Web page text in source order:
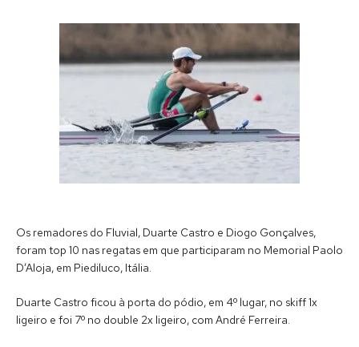
Os remadores do Fluvial, Duarte Castro e Diogo Gonçalves,
foram top 10 nas regatas em que participaram no Memorial Paolo
D’Aloja, em Piediluco, Itália.
Duarte Castro ficou à porta do pódio, em 4º lugar, no skiff 1x
ligeiro e foi 7º no double 2x ligeiro, com André Ferreira.